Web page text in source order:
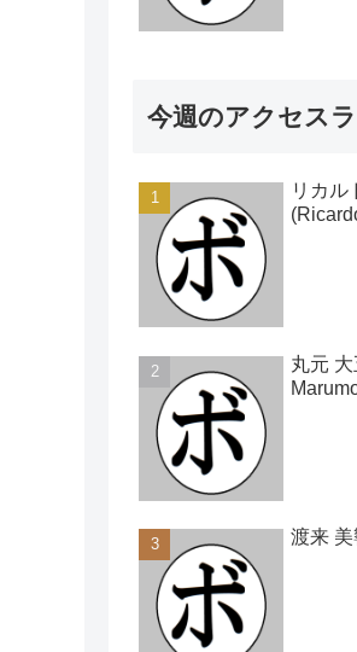
今週のアクセス
リカル
丸元
渡来